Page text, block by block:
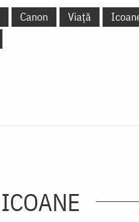
Canon Viață
ICOANE